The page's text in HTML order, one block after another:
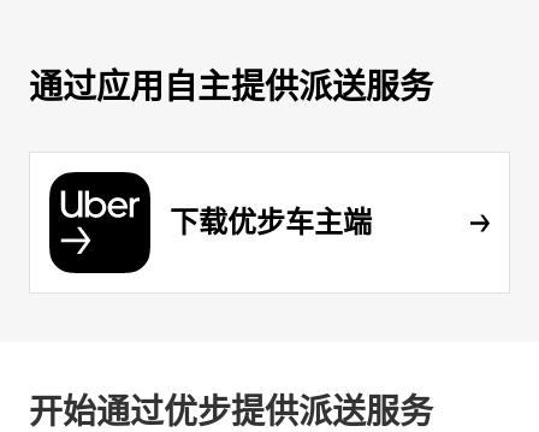
通过应用自主提供派送服务
下载优步车主端
开始通过优步提供派送服务